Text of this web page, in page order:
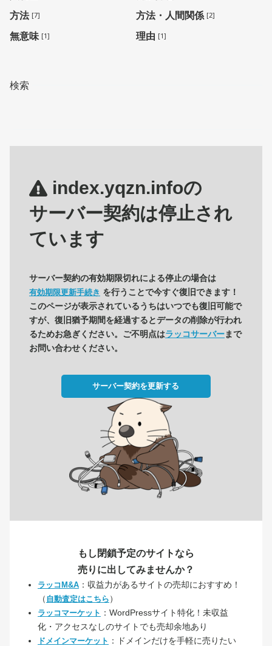
方法 [7] 方法・人間関係 [2]
無意味 [1] 理由 [1]
検索